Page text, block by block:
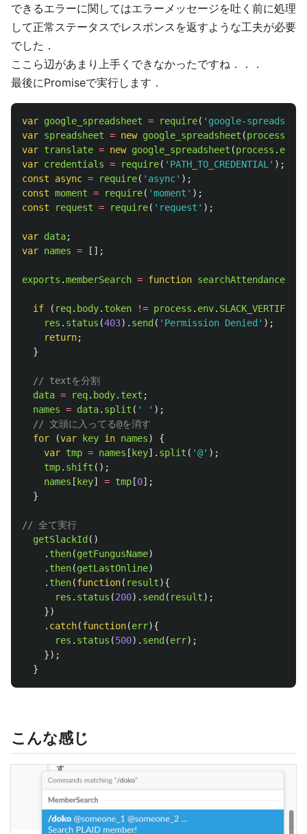
できるエラーに関してはエラーメッセージを吐く前に処理
して正常ステータスでレスポンスを返すような工夫が必要
でした．
ここら辺があまり上手くできなかったですね．．．
最後にPromiseで実行します．
var google_spreadsheet = require( ' google-spreadsheet
var spreadsheet = new google_spreadsheet (process
var translate = new google_spreadsheet (process . env
var credentials = require( ' PATH_TO_CREDENTIAL ' );
const
async = require( ' async' );
const moment = require( 'moment ' );
const
request = require( ' request ' );
var data;
var names = [];
exports .memberSearch = function searchAttendance
if ( req. body. token != process . env.
res . status (403). send ( ' Permission Denied ' );
return;
}
// textを分割
data = req. body. text ;
names = data. split ( ' ' );
// 文頭に入ってる@を消す
for
(var key in names)
{
var tmp = names [ key]. split ( '@' );
tmp. shift ();
names [ key] = tmp [0];
}
// 全て実行
getSlackId ()
. then(getFungusName)
. then(getLastOnline)
. then(function( result){
res . status (200). send ( result);
})
. catch(function(err){
res . status (500). send (err);
});
}
こんな感じ